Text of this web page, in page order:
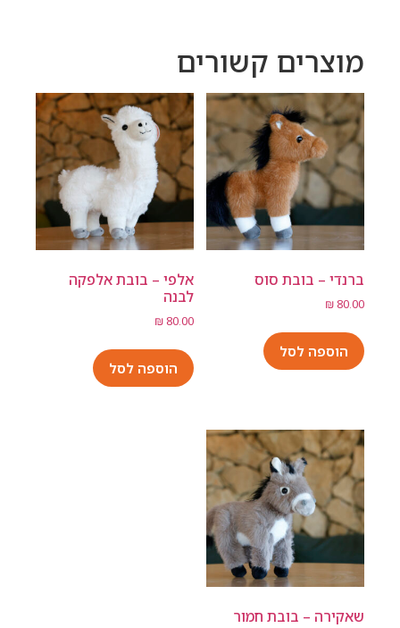
מוצרים קשורים
ברנדי – בובת סוס
₪ 80.00
הוספה לסל
אלפי – בובת אלפקה
לבנה
₪80.00
הוספה לסל
שאקירה – בובת חמור